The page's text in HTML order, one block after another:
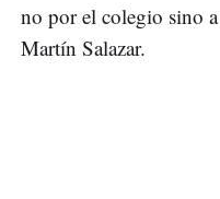
no por el colegio sino a
Martín Salazar.